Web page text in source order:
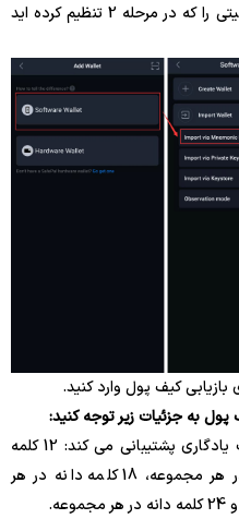
Phrase’ را انتخاب کنید و رمز عبور امنیتی را که در مرحله 2 تنظیم کرده اید
بازیابی کیف پول وارد کنید.
پول به جزئیات زیر توجه کنید:
برنامه SafePal از انواع مختلف عبارات یادگاری پشتیبانی می کند: 12 کلمه
دانه در هر مجموعه، 15 کلمه دانه در هر مجموعه، 18 کلمه دانه در هر